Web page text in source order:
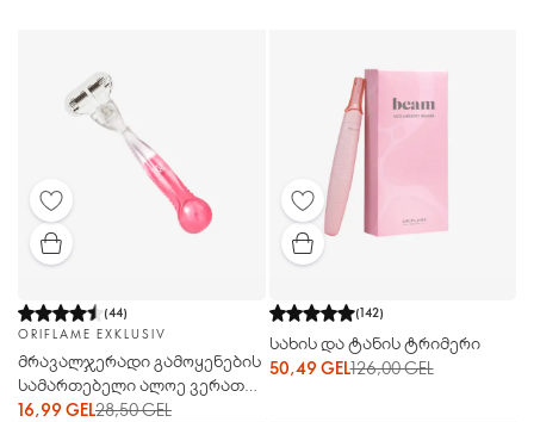
(44)
ORIFLAME EXKLUSIV
მრავალჯერადი გამოყენების
სამართებელი ალოე ვერათი
მგრძნობიარე კანისთვის
16,99 GEL28,50 GEL
(142)
სახის და ტანის ტრიმერი
50,49 GEL126,00 GEL